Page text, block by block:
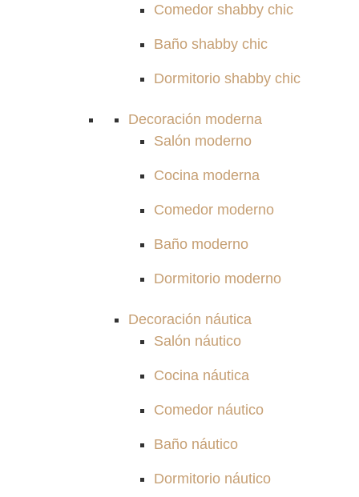
Comedor shabby chic
Baño shabby chic
Dormitorio shabby chic
Decoración moderna
Salón moderno
Cocina moderna
Comedor moderno
Baño moderno
Dormitorio moderno
Decoración náutica
Salón náutico
Cocina náutica
Comedor náutico
Baño náutico
Dormitorio náutico